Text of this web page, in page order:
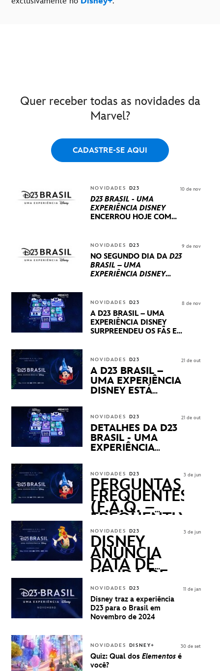
Quer receber todas as novidades da
Marvel?
CADASTRE-SE AQUI
NOVIDADES D23
D23 BRASIL - UMA
EXPERIÊNCIA DISNEY
ENCERROU HOJE COM
INTERNACIONAIS E
PRODUÇÕES BRASILEIRAS
10 de nov
NOVIDADES D23
NO SEGUNDO DIA DA D23
BRASIL – UMA
EXPERIÊNCIA DISNEY
STUDIOS REVELARAM
PRÉVIAS E NOVIDADES
DOS SEUS PRÓXIMOS
LANÇAMENTOS
9 de nov
NOVIDADES D23
A D23 BRASIL – UMA
EXPERIÊNCIA DISNEY
SURPREENDEU OS FÃS EM
APRESENTAÇÕES E
PRODUTOS EXCLUSIVOS
NO TRANSAMÉRICA EXPO
CENTER EM SÃO PAULO
8 de nov
NOVIDADES D23
A D23 BRASIL –
UMA EXPERIÊNCIA
DISNEY ESTÁ
21 de out
NOVIDADES D23
DETALHES DA D23
BRASIL - UMA
EXPERIÊNCIA
21 de out
NOVIDADES D23
PERGUNTAS
FREQUENTES
(F.A.Q. –
FREQUENTLY
ASKED
QUESTIONS)
3 de jun
NOVIDADES D23
DISNEY
ANUNCIA
DATA DE
VENDA DE
INGRESSOS
PARA A D23
BRASIL -
UMA
DISNEY
3 de jun
NOVIDADES D23
Disney traz a experiência
D23 para o Brasil em
Novembro de 2024
11 de jan
NOVIDADES DISNEY+
Quiz: Qual dos Elementos é
você?
30 de set